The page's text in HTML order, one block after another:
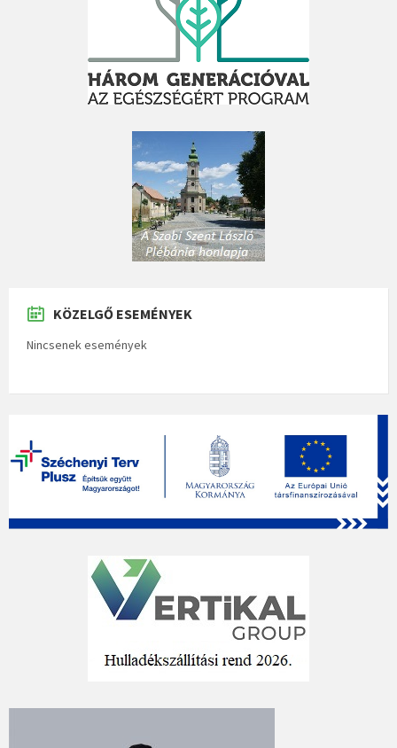
KÖZELGŐ ESEMÉNYEK
Nincsenek események